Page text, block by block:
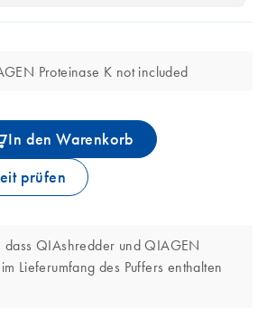
Proteinase K not included
In den Warenkorb
prüfen
dass QIAshredder und QIAGEN
Lieferumfang des Puffers enthalten